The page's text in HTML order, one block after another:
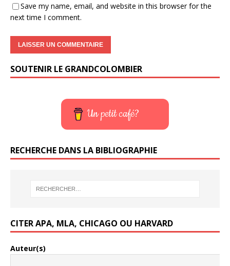
Save my name, email, and website in this browser for the
next time I comment.
SOUTENIR LE GRANDCOLOMBIER
Un petit café?
RECHERCHE DANS LA BIBLIOGRAPHIE
CITER APA, MLA, CHICAGO OU HARVARD
Auteur(s)